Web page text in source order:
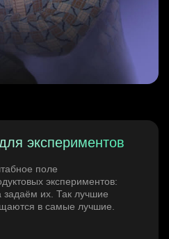
экспериментов
поле
экспериментов:
их. Так лучшие
в самые лучшие.